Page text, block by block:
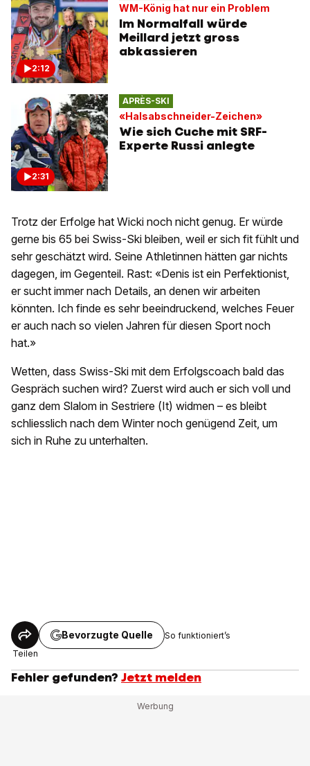
2:12
WM-König hat nur ein Problem
Im Normalfall würde
Meillard jetzt gross
abkassieren
2:31
APRÈS-SKI
«Halsabschneider-Zeichen»
Wie sich Cuche mit SRF-
Experte Russi anlegte
Trotz der Erfolge hat Wicki noch nicht genug. Er würde
gerne bis 65 bei Swiss-Ski bleiben, weil er sich fit fühlt und
sehr geschätzt wird. Seine Athletinnen hätten gar nichts
dagegen, im Gegenteil. Rast: «Denis ist ein Perfektionist,
er sucht immer nach Details, an denen wir arbeiten
könnten. Ich finde es sehr beeindruckend, welches Feuer
er auch nach so vielen Jahren für diesen Sport noch
hat.»
Wetten, dass Swiss-Ski mit dem Erfolgscoach bald das
Gespräch suchen wird? Zuerst wird auch er sich voll und
ganz dem Slalom in Sestriere (It) widmen – es bleibt
schliesslich nach dem Winter noch genügend Zeit, um
sich in Ruhe zu unterhalten.
Teilen
Bevorzugte Quelle So funktioniert’s
Fehler gefunden? Jetzt melden